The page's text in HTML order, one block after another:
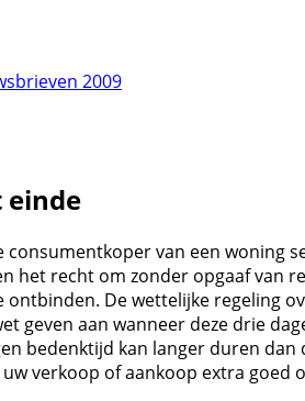
2009
einde
consumentkoper van een woning
het recht om zonder opgaaf van
De wettelijke regeling
geven aan wanneer deze drie
bedenktijd kan langer duren
verkoop of aankoop extra goed